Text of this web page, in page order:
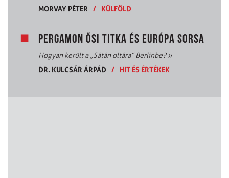
MORVAY PÉTER
/ KÜLFÖLD
PERGAMON ŐSI TITKA ÉS EURÓPA SORSA
Hogyan került a „Sátán oltára” Berlinbe?»
DR. KULCSÁR ÁRPÁD
/ HIT ÉS ÉRTÉKEK